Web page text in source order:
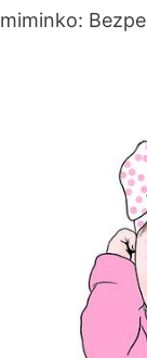
miminko: